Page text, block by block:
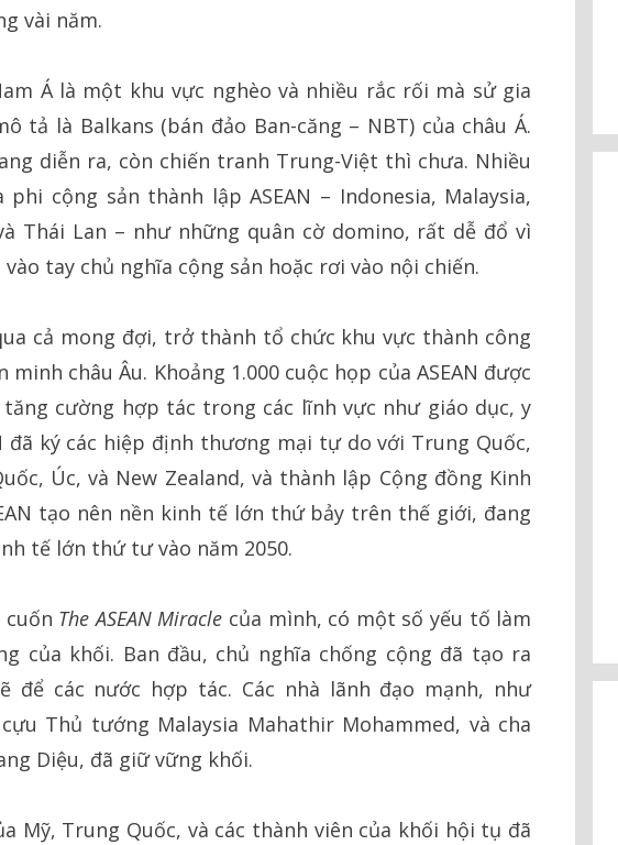
vài năm.
Á là một khu vực nghèo và nhiều rắc rối mà sử gia
tả là Balkans (bán đảo Ban-căng – NBT) của châu Á.
diễn ra, còn chiến tranh Trung-Việt thì chưa. Nhiều
cộng sản thành lập ASEAN – Indonesia, Malaysia,
Thái Lan – như những quân cờ domino, rất dễ đổ vì
tay chủ nghĩa cộng sản hoặc rơi vào nội chiến.
cả mong đợi, trở thành tổ chức khu vực thành công
châu Âu. Khoảng 1.000 cuộc họp của ASEAN được
cường hợp tác trong các lĩnh vực như giáo dục, y
đã ký các hiệp định thương mại tự do với Trung Quốc,
Úc, và New Zealand, và thành lập Cộng đồng Kinh
tạo nên nền kinh tế lớn thứ bảy trên thế giới, đang
tế lớn thứ tư vào năm 2050.
The ASEAN Miracle của mình, có một số yếu tố làm
của khối. Ban đầu, chủ nghĩa chống cộng đã tạo ra
để các nước hợp tác. Các nhà lãnh đạo mạnh, như
Thủ tướng Malaysia Mahathir Mohammed, và cha
Diệu, đã giữ vững khối.
Mỹ, Trung Quốc, và các thành viên của khối hội tụ đã